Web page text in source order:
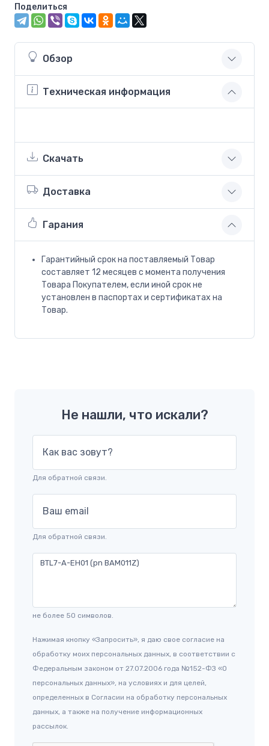
Поделиться
Обзор
Техническая информация
Скачать
Доставка
Гарания
Гарантийный срок на поставляемый Товар
составляет 12 месяцев с момента получения
Товара Покупателем, если иной срок не
установлен в паспортах и сертификатах на
Товар.
Не нашли, что искали?
Как вас зовут?
Для обратной связи.
Ваш email
Для обратной связи.
не более 50 символов.
Нажимая кнопку «Запросить», я даю свое согласие на
обработку моих персональных данных, в соответствии с
Федеральным законом от 27.07.2006 года №152-ФЗ «О
персональных данных», на условиях и для целей,
определенных в Согласии на обработку персональных
данных, а также на получение информационных
рассылок.